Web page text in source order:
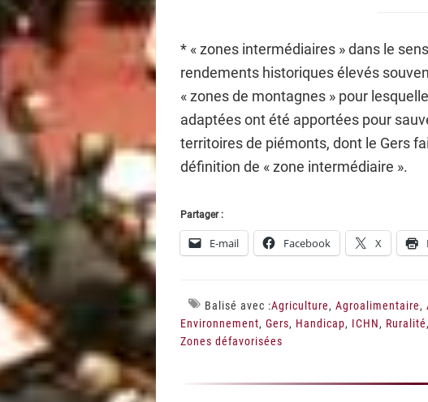
* « zones intermédiaires » dans le
rendements historiques élevés
« zones de montagnes » pour
adaptées ont été apportées pour
territoires de piémonts, dont le Gers
définition de « zone intermédiaire ».
Partager :
E-mail Facebook X
Balisé avec :Agriculture, Agroalimentaire,
Environnement, Gers, Handicap, ICHN, Ruralité,
Zones défavorisées